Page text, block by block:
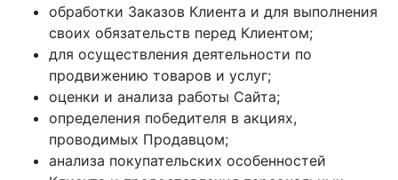
обработки Заказов Клиента и для выполнения
своих обязательств перед Клиентом;
для осуществления деятельности по
продвижению товаров и услуг;
оценки и анализа работы Сайта;
определения победителя в акциях,
проводимых Продавцом;
анализа покупательских особенностей